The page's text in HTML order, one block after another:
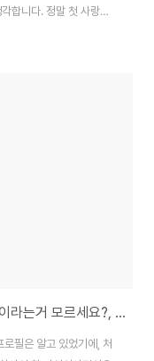
합니다. 정말 첫 사랑이
의 첫사랑 에피소드가 너
모 결혼정보회사 왈, 여자는 실력보다 나이라는거 모르세요?, 어이없는 통화
필은 알고 있었기에, 처